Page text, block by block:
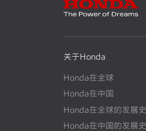
关于Honda
Honda在全球
Honda在中国
Honda在全球的发展史
Honda在中国的发展史